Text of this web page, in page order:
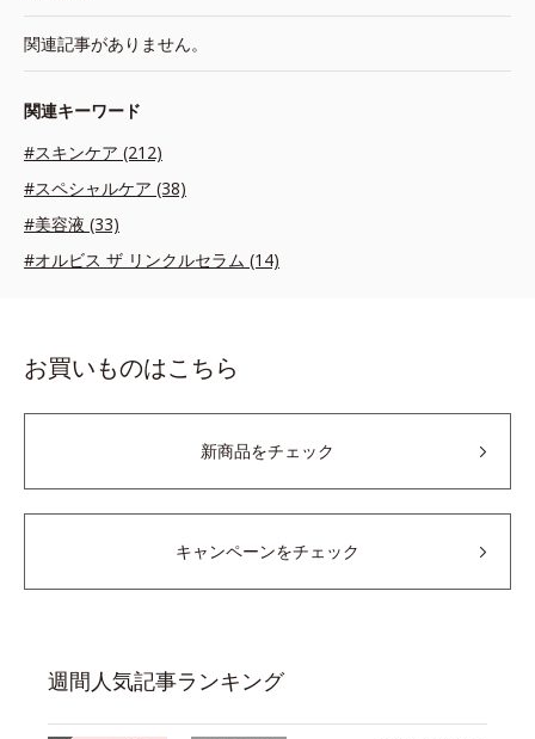
関連記事がありません。
関連キーワード
#スキンケア (212)
#スペシャルケア (38)
#美容液 (33)
#オルビス ザ リンクルセラム (14)
お買いものはこちら
新商品をチェック
キャンペーンをチェック
週間人気記事ランキング